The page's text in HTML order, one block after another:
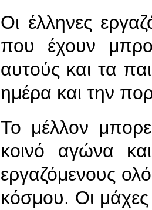
Οι έλληνες
που έχουν
αυτούς και τα
ημέρα και την
Το μέλλον
κοινό αγώνα
εργαζόμενους
κόσμου. Οι μάχες